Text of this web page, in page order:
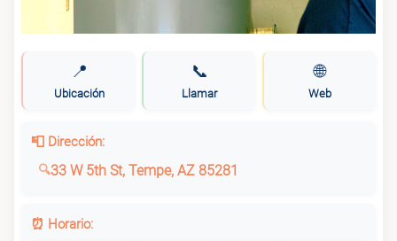
📍
Ubicación
📞
Llamar
🌐
Web
📮 Dirección:
33 W 5th St, Tempe, AZ 85281
⏰ Horario: